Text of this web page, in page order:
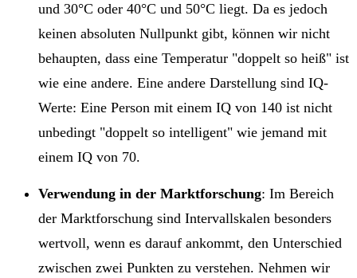
und 30°C oder 40°C und 50°C liegt. Da es jedoch
keinen absoluten Nullpunkt gibt, können wir nicht
behaupten, dass eine Temperatur doppelt so heiß ist
wie eine andere. Eine andere Darstellung sind IQ-
Werte: Eine Person mit einem IQ von 140 ist nicht
unbedingt doppelt so intelligent wie jemand mit
einem IQ von 70.
Verwendung in der Marktforschung: Im Bereich
der Marktforschung sind Intervallskalen besonders
wertvoll, wenn es darauf ankommt, den Unterschied
zwischen zwei Punkten zu verstehen. Nehmen wir